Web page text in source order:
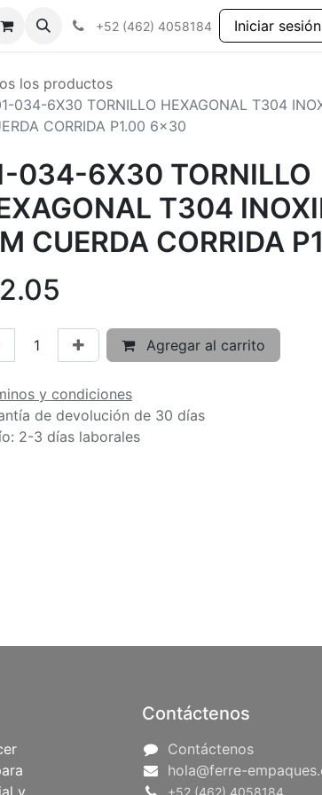
+52 (462) 4058184 Iniciar sesión
los productos
034-6X30 TORNILLO HEXAGONAL T304
CORRIDA P1.00 6x30
034-6X30 TORNILLO
T304
CUERDA CORRIDA
2.05
Agregar al carrito
y condiciones
de devolución de 30 días
2-3 días laborales
y
Contáctenos
Contáctenos
hola@ferre-
+52 (462) 4058184